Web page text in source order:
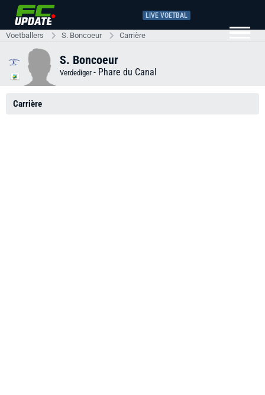
LIVE VOETBAL
Voetballers S. Boncoeur Carrière
S. Boncoeur
Verdediger - Phare du Canal
Carrière